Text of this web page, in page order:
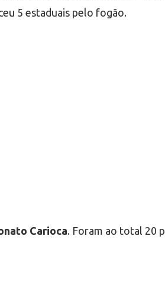
5 estaduais pelo fogão.
Carioca. Foram ao total 20